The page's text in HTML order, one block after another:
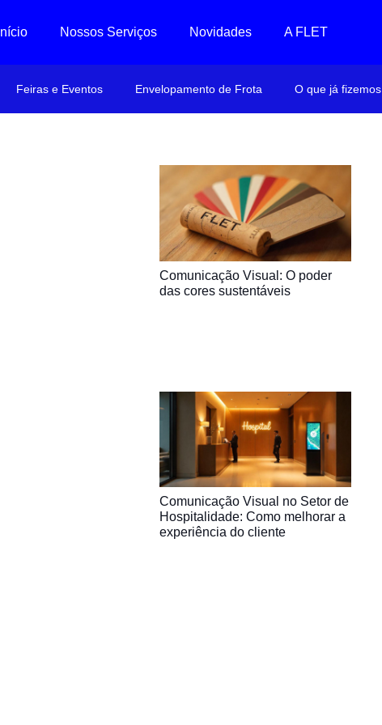
Início Nossos Serviços Novidades A FLET
Feiras e Eventos Envelopamento de Frota O que já fizemos
Comunicação Visual: O poder
das cores sustentáveis
Comunicação Visual no Setor de
Hospitalidade: Como melhorar a
experiência do cliente